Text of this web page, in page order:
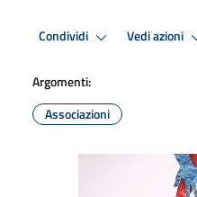
Condividi Vedi azioni
Argomenti:
Associazioni